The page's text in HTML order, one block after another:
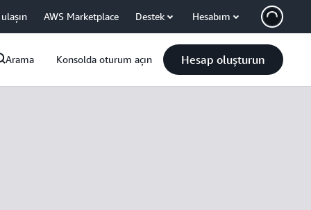
AWS Marketplace Destek Hesabım
Arama Konsolda oturum açın Hesap oluşturun